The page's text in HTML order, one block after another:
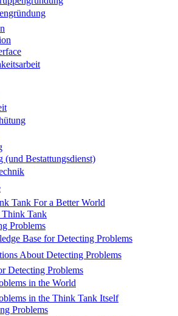
Bestattungsdienst)
Tank For a Better World
Tank
Problems
Base for Detecting Problems
About Detecting Problems
Problems
in the World
in the Think Tank Itself
Problems